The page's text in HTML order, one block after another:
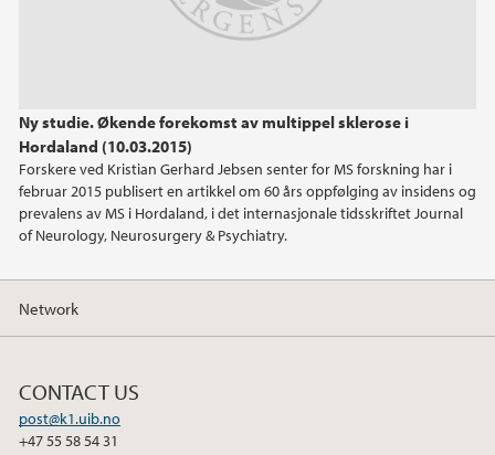
Ny studie. Økende forekomst av multippel sklerose i
Hordaland (10.03.2015)
Forskere ved Kristian Gerhard Jebsen senter for MS forskning har i
februar 2015 publisert en artikkel om 60 års oppfølging av insidens og
prevalens av MS i Hordaland, i det internasjonale tidsskriftet Journal
of Neurology, Neurosurgery & Psychiatry.
Network
CONTACT US
post@k1.uib.no
+47 55 58 54 31